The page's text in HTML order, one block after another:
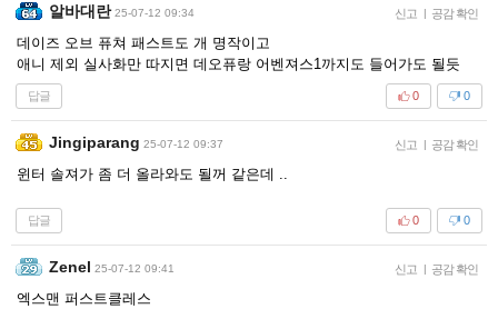
알바대란 25-07-12 09:34 신고 | 공감 확인
데이즈 오브 퓨쳐 패스트도 개 명작이고
애니 제외 실사화만 따지면 데오퓨랑 어벤져스1까지도 들어가도 될듯
답글 0
0
Jingiparang 25-07-12 09:37 신고 | 공감 확인
윈터 솔져가 좀 더 올라와도 될꺼 같은데 ..
답글 0
0
Zenel 25-07-12 09:41 신고 | 공감 확인
엑스맨 퍼스트클레스